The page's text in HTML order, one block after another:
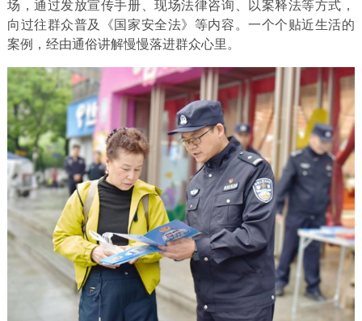
场，通过发放宣传手册、现场法律咨询、以案释法等方式，
向过往群众普及《国家安全法》等内容。一个个贴近生活的
案例，经由通俗讲解慢慢落进群众心里。